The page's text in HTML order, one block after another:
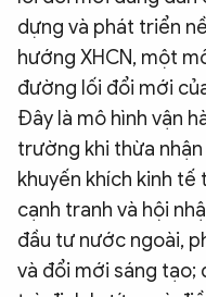
dựng và phát triển
hướng XHCN, một
đường lối đổi mới
Đây là mô hình vận
trường khi thừa
khuyến khích kinh
cạnh tranh và hội
đầu tư nước ngoài,
và đổi mới sáng tạo;